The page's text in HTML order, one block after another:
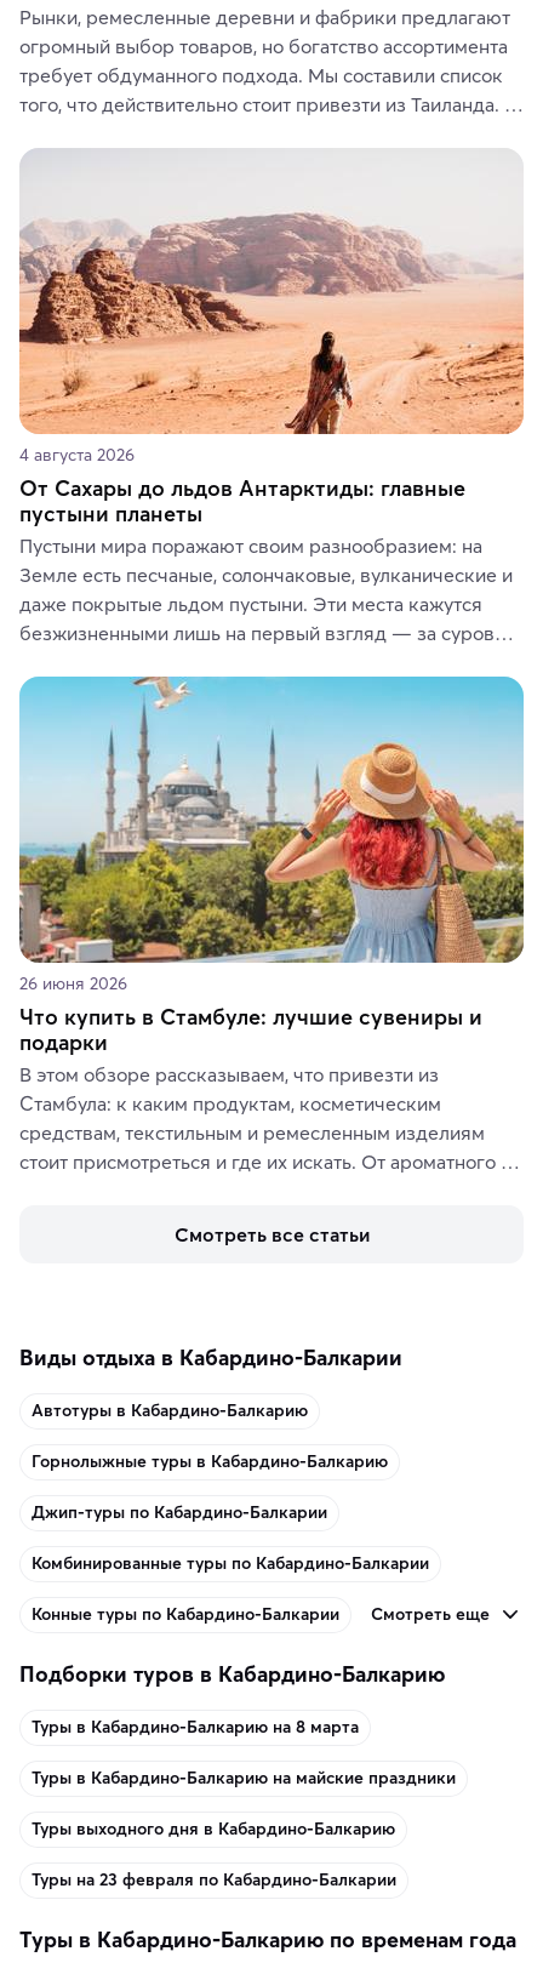
Рынки, ремесленные деревни и фабрики предлагают
огромный выбор товаров, но богатство ассортимента
требует обдуманного подхода. Мы составили список
того, что действительно стоит привезти из Таиланда.
средства, одежду, украшения, предметы интерьера
где их купить.
4 августа 2026
От Сахары до льдов Антарктиды: главные
пустыни планеты
Пустыни мира поражают своим разнообразием: на
Земле есть песчаные, солончаковые, вулканические и
даже покрытые льдом пустыни. Эти места кажутся
безжизненными лишь на первый взгляд — за суровой
животные и маршруты, которые дарят одни из самых
ярких впечатлений от путешествий.
26 июня 2026
Что купить в Стамбуле: лучшие сувениры и
подарки
В этом обзоре рассказываем, что привезти из
Стамбула: к каким продуктам, косметическим
средствам, текстильным и ремесленным изделиям
стоит присмотреться и где их искать. От ароматного
аутентичных лавках — в подарок близким или себе на
Смотреть все статьи
Виды отдыха в Кабардино-Балкарии
Автотуры в Кабардино-Балкарию
Горнолыжные туры в Кабардино-Балкарию
Джип-туры по Кабардино-Балкарии
Комбинированные туры по Кабардино-Балкарии
Конные туры по Кабардино-Балкарии Смотреть еще
Подборки туров в Кабардино-Балкарию
Туры в Кабардино-Балкарию на 8 марта
Туры в Кабардино-Балкарию на майские праздники
Туры выходного дня в Кабардино-Балкарию
Туры на 23 февраля по Кабардино-Балкарии
Туры в Кабардино-Балкарию по временам года